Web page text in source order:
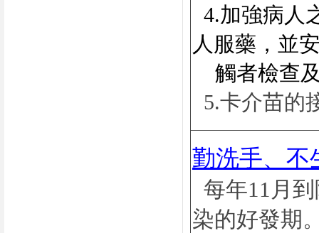
4.加強病人
人服藥，並
觸者檢查
5.卡介苗的
勤洗手、不
每年11 月
染的好發期